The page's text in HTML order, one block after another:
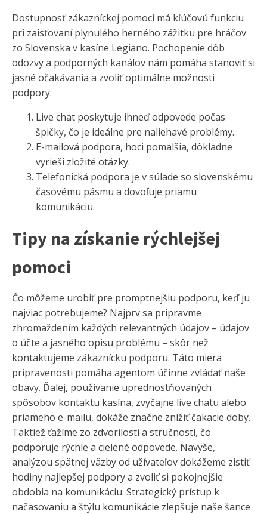
Dostupnosť zákazníckej pomoci má kľúčovú funkciu
pri zaisťovaní plynulého herného zážitku pre hráčov
zo Slovenska v kasíne Legiano. Pochopenie dôb
odozvy a podporných kanálov nám pomáha stanoviť si
jasné očakávania a zvoliť optimálne možnosti
podpory.
Live chat poskytuje ihneď odpovede počas
špičky, čo je ideálne pre naliehavé problémy.
E-mailová podpora, hoci pomalšia, dôkladne
vyrieši zložité otázky.
Telefonická podpora je v súlade so slovenskému
časovému pásmu a dovoľuje priamu
komunikáciu.
Tipy na získanie rýchlejšej
pomoci
Čo môžeme urobiť pre promptnejšiu podporu, keď ju
najviac potrebujeme? Najprv sa pripravme
zhromaždením každých relevantných údajov – údajov
o účte a jasného opisu problému – skôr než
kontaktujeme zákaznícku podporu. Táto miera
pripravenosti pomáha agentom účinne zvládať naše
obavy. Ďalej, používanie uprednostňovaných
spôsobov kontaktu kasína, zvyčajne live chatu alebo
priameho e-mailu, dokáže značne znížiť čakacie doby.
Taktiež ťažíme zo zdvorilosti a stručnosti, čo
podporuje rýchle a cielené odpovede. Navyše,
analýzou spätnej väzby od užívateľov dokážeme zistiť
hodiny najlepšej podpory a zvoliť si pokojnejšie
obdobia na komunikáciu. Strategický prístup k
načasovaniu a štýlu komunikácie zlepšuje naše šance